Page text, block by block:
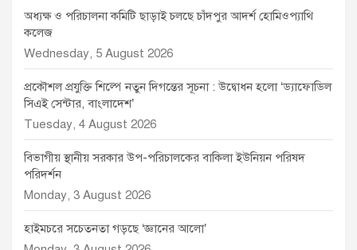
অধ্যক্ষ ও পরিচালনা কমিটি ছাড়াই চলছে চাঁদপুর আদর্শ হোমিওপ্যাথি
কলেজ
Wednesday, 5 August 2026
প্রকৌশল প্রযুক্তি শিল্পে নতুন দিগন্তের সূচনা : উদ্বোধন হলো ‘ড্যাফোডিল
সিএই সেন্টার, বাংলাদেশ’
Tuesday, 4 August 2026
বিভাগীয় স্থানীয় সরকার উপ-পরিচালকের বাকিলা ইউনিয়ন পরিষদ
পরিদর্শন
Monday, 3 August 2026
হাইমচরে সচেতনতা গড়ছে ‘জ্ঞানের আলো’